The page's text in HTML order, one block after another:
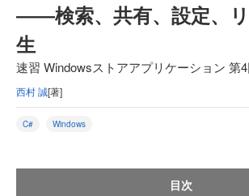
――検索、共有、設定、
生
速習 Windowsストアアプリケーション 第
西村 誠[著]
C# Windows
目次